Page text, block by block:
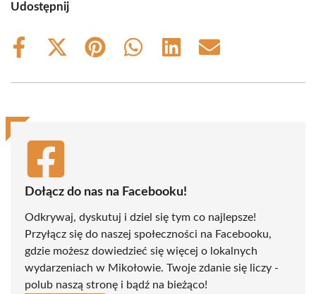
Udostępnij
Share
Share
(Twitter)
Share
Share
Share
Share
Dołącz do nas na Facebooku!
Odkrywaj, dyskutuj i dziel się tym co najlepsze!
Przyłącz się do naszej społeczności na Facebooku,
gdzie możesz dowiedzieć się więcej o lokalnych
wydarzeniach w Mikołowie. Twoje zdanie się liczy -
polub naszą stronę i bądź na bieżąco!